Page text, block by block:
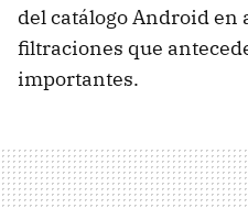
del catálogo Android en
filtraciones que
importantes.